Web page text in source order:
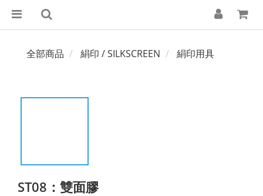
全部商品 絹印 / SILKSCREEN 絹印用具
ST08：雙面膠